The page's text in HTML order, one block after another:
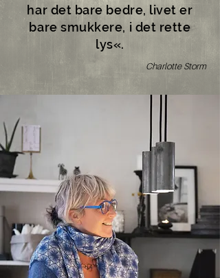
har det bare bedre, livet er
bare smukkere, i det rette
lys«.
Charlotte Storm